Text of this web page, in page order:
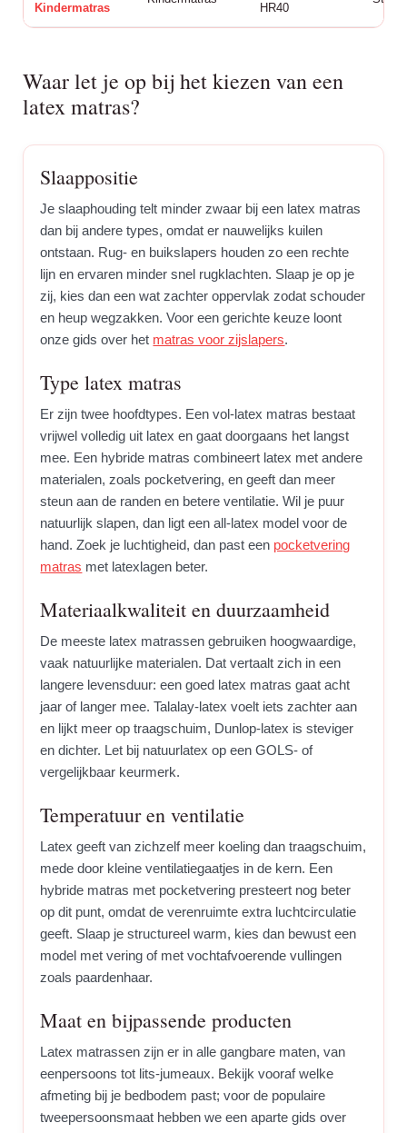
Kindermatras HR40
Waar let je op bij het kiezen van een
latex matras?
Slaappositie
Je slaaphouding telt minder zwaar bij een latex matras
dan bij andere types, omdat er nauwelijks kuilen
ontstaan. Rug- en buikslapers houden zo een rechte
lijn en ervaren minder snel rugklachten. Slaap je op je
zij, kies dan een wat zachter oppervlak zodat schouder
en heup wegzakken. Voor een gerichte keuze loont
onze gids over het matras voor zijslapers.
Type latex matras
Er zijn twee hoofdtypes. Een vol-latex matras bestaat
vrijwel volledig uit latex en gaat doorgaans het langst
mee. Een hybride matras combineert latex met andere
materialen, zoals pocketvering, en geeft dan meer
steun aan de randen en betere ventilatie. Wil je puur
natuurlijk slapen, dan ligt een all-latex model voor de
hand. Zoek je luchtigheid, dan past een pocketvering
matras met latexlagen beter.
Materiaalkwaliteit en duurzaamheid
De meeste latex matrassen gebruiken hoogwaardige,
vaak natuurlijke materialen. Dat vertaalt zich in een
langere levensduur: een goed latex matras gaat acht
jaar of langer mee. Talalay-latex voelt iets zachter aan
en lijkt meer op traagschuim, Dunlop-latex is steviger
en dichter. Let bij natuurlatex op een GOLS- of
vergelijkbaar keurmerk.
Temperatuur en ventilatie
Latex geeft van zichzelf meer koeling dan traagschuim,
mede door kleine ventilatiegaatjes in de kern. Een
hybride matras met pocketvering presteert nog beter
op dit punt, omdat de verenruimte extra luchtcirculatie
geeft. Slaap je structureel warm, kies dan bewust een
model met vering of met vochtafvoerende vullingen
zoals paardenhaar.
Maat en bijpassende producten
Latex matrassen zijn er in alle gangbare maten, van
eenpersoons tot lits-jumeaux. Bekijk vooraf welke
afmeting bij je bedbodem past; voor de populaire
tweepersoonsmaat hebben we een aparte gids over